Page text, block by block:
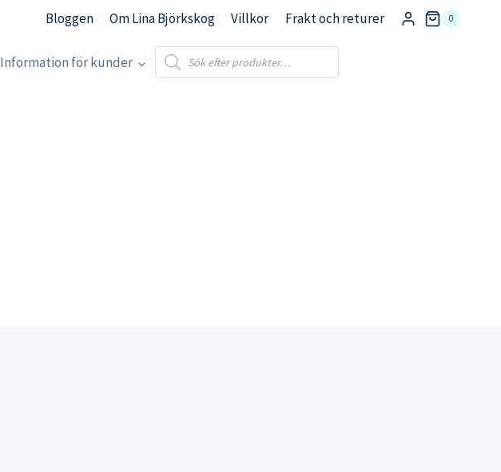
Bloggen Om Lina Björkskog Villkor Frakt och returer 0
Information för kunder
Products
search